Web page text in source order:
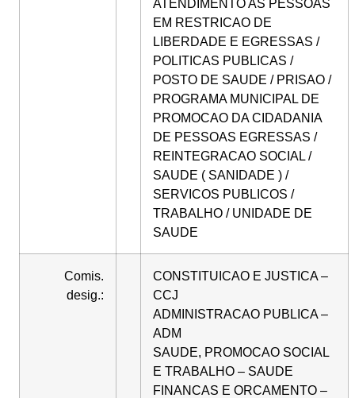
EM RESTRICAO DE
LIBERDADE E EGRESSAS /
POLITICAS PUBLICAS /
POSTO DE SAUDE / PRISAO /
PROGRAMA MUNICIPAL DE
PROMOCAO DA CIDADANIA
DE PESSOAS EGRESSAS /
REINTEGRACAO SOCIAL /
SAUDE ( SANIDADE ) /
SERVICOS PUBLICOS /
TRABALHO / UNIDADE DE
SAUDE
Comis.
desig.:
CONSTITUICAO E JUSTICA –
CCJ
ADMINISTRACAO PUBLICA –
ADM
SAUDE, PROMOCAO SOCIAL
E TRABALHO – SAUDE
FINANCAS E ORCAMENTO –